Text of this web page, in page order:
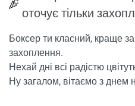
оточує тільки
Боксер ти класний, краще
захоплення.
Нехай дні всі радістю
Ну загалом, вітаємо з днем